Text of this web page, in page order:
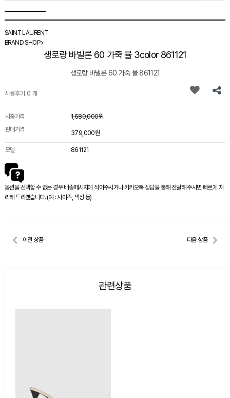
SAINT LAURENT
BRAND SHOP
생로랑 바빌론 60 가죽 뮬 3color 861121
생로랑 바빌론 60 가죽 뮬 861121
사용후기 0 개
시중가격
1,680,000원
판매가격
379,000원
모델 861121
옵션을 선택할 수 없는 경우 배송메시지에 적어주시거나 카카오톡 상담을 통해 전달해 주시면 빠르게 처
리해 드리겠습니다. (예 : 사이즈, 색상 등)
이전 상품 다음 상품
관련상품